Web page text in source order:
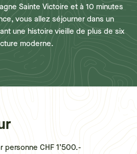
Sainte Victoire et à 10 minutes
vous allez séjourner dans un
une histoire vieille de plus de six
moderne.
personne CHF 1’500.-